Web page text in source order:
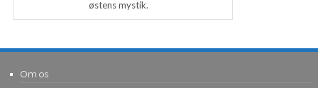
østens mystik.
Om os